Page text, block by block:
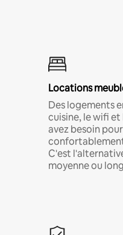
Locations
Des logements
cuisine, le wifi
avez besoin
C'est
moyenne ou